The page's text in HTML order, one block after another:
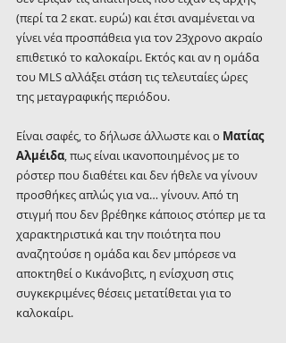
(περί τα 2 εκατ. ευρώ) και έτσι αναμένεται να
γίνει νέα προσπάθεια για τον 23χρονο ακραίο
επιθετικό το καλοκαίρι. Εκτός και αν η ομάδα
του MLS αλλάξει στάση τις τελευταίες ώρες
της μεταγραφικής περιόδου.
Είναι σαφές, το δήλωσε άλλωστε και ο Ματίας
Αλμέιδα, πως είναι ικανοποιημένος με το
ρόστερ που διαθέτει και δεν ήθελε να γίνουν
προσθήκες απλώς για να… γίνουν. Από τη
στιγμή που δεν βρέθηκε κάποιος στόπερ με τα
χαρακτηριστικά και την ποιότητα που
αναζητούσε η ομάδα και δεν μπόρεσε να
αποκτηθεί ο Κικάνοβιτς, η ενίσχυση στις
συγκεκριμένες θέσεις μετατίθεται για το
καλοκαίρι.